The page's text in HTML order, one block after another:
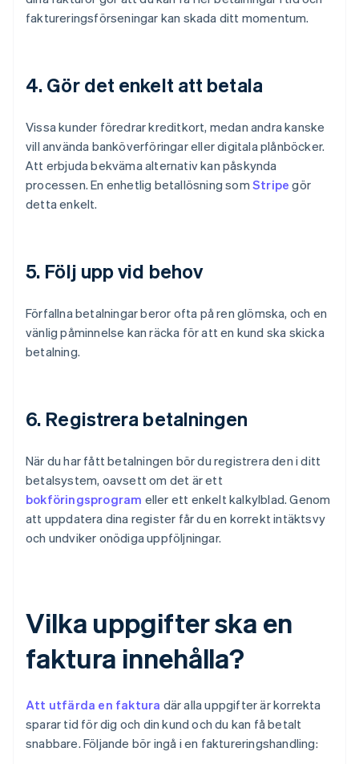
faktureringsförseningar kan skada ditt momentum.
4. Gör det enkelt att betala
Vissa kunder föredrar kreditkort, medan andra kanske
vill använda banköverföringar eller digitala plånböcker.
Att erbjuda bekväma alternativ kan påskynda
processen. En enhetlig betallösning som Stripe gör
detta enkelt.
5. Följ upp vid behov
Förfallna betalningar beror ofta på ren glömska, och en
vänlig påminnelse kan räcka för att en kund ska skicka
betalning.
6. Registrera betalningen
När du har fått betalningen bör du registrera den i ditt
betalsystem, oavsett om det är ett
bokföringsprogram eller ett enkelt kalkylblad. Genom
att uppdatera dina register får du en korrekt intäktsvy
och undviker onödiga uppföljningar.
Vilka uppgifter ska en
faktura innehålla?
Att utfärda en faktura där alla uppgifter är korrekta
sparar tid för dig och din kund och du kan få betalt
snabbare. Följande bör ingå i en faktureringshandling: